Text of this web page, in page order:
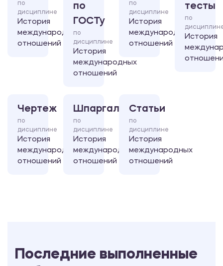
по
дисциплине
История
международных
отношений
по
ГОСТу
по
дисциплине
История
международных
отношений
по
дисциплине
История
международных
отношений
тесты
по
История
Чертеж
по
дисциплине
История
международных
отношений
Шпаргалка
по
дисциплине
История
международных
отношений
Статьи
по
дисциплине
История
международных
отношений
Последние выполненные